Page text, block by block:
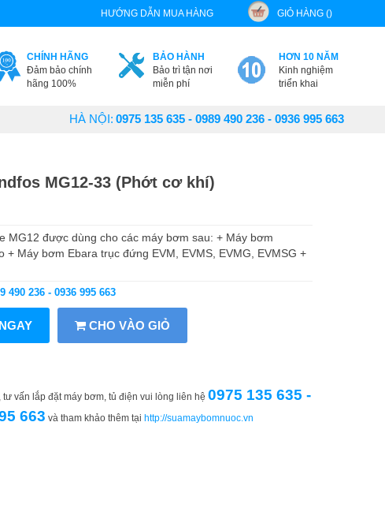
HƯỚNG DẪN MUA HÀNG GIỎ HÀNG ()
CHÍNH HÃNG
Đảm bảo chính
hãng 100%
BẢO HÀNH
Bảo trì tận nơi
miễn phí
HƠN 10 NĂM
Kinh nghiệm
triển khai
HÀ NỘI: 0975 135 635 - 0989 490 236 - 0936 995 663
MG12-33 (Phớt cơ khí)
MG12 được dùng cho các máy bơm sau: + Máy bơm
+ Máy bơm Ebara trục đứng EVM, EVMS, EVMG, EVMSG +
490 236 - 0936 995 663
CHO VÀO GIỎ
vấn lắp đặt máy bơm, tủ điện vui lòng liên hệ 0975 135 635 -
663 và tham khảo thêm tại http://suamaybomnuoc.vn